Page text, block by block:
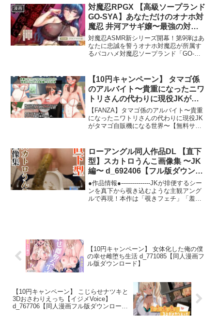
ても男らしくなっており、内心ドキドキ
している。◆海音 ひなの（cv:来夢 ふら
ん） 幼馴染の姉妹の妹。 表情があまり表
に出ず、少し抜けている感じがするが、
父の船大工のお手伝いをしていたりと実
は手先がとても器用。 少し変わったもの
が好きで、たまに廃墟からなにか持って
いる。☆ゲームシステム◆島での過ごし
方 2人の姉妹は、自由気ままに過ごして
います。 2人と島を探索したり、エッチ
なお願いをしてみたり……時には姉妹の
お願いを聞いて仲良くなりましょう。 や
がて2人が慣れてくると、どんな瞬間でも
「してくれる」甘い関係へ──◆釣り 島で
は特定の場所で釣りを行うことができま
人が見に来てくれます。魚をそろえると
良いことがあるかもしれません。☆エッ
チ◆どこでもエッチ 女の子を連れ歩い
て、いつでもどこでもエッチをすること
可能になります。 2人を同時に連れ歩く
と、3Pエッチもすることができます。◆
小ドットエッチ 日常を過ごす女の子に話
とで、3Pエッチが可能になりました！
「どこでもエッチ」、「小ドットエッ
チ」、「大ドットエッチ」、「エッチ
------------------------シナリオ:遊真一希原画:
太平さんせっとCV:みたかりん/来夢ふら
ん
――――――――――――――――――
――――――――――――――――■あら
すじ大会で何度も優勝し、同世代の水泳
競技者でその名を知らないものはいな
い。水泳部のエース、三島カナ。そんな
彼女はある日、練習中に足首を捻挫して
しまった。大事には至らなかったが、念
の為、顧問の先生に勧められた有名な整
がると評判のマッサージを受けるカナだ
ったが、手練手管の整体師の技に身も心
もほぐされてしまい…『それでその…今
日も…タイムが上がるマッサージ？して
ほしいんですけど…』■スタッフ紹介■原
作:リリックボックスイラスト:れーさー
CV:高田あかり動画制作:survive※原作CG
集も好評発売中！
漫画
対魔忍RPGX 【高級ソープランド
GO-SYA】あなただけのオナホ対
魔忍 井河アサギ嬢〜最強の対魔
忍が全身密着＆舐め洗いで徹底ご
奉仕いたします〜 d_655954【フ
ル版ダウンロード】
対魔忍ASMR新シリーズ開幕！第9弾はあ
なたに忠誠を誓うオナホ対魔忍が所属す
るパコハメ対魔忍ソープランド「GO‐
った現代では対魔忍はみーんなあなただ
けの専用オナホ♪あなたに絶対服従のオナ
ホ対魔忍に身も心もご奉仕される夢のよ
うな時間をお楽しみください！かつては
闇の存在・魑魅魍魎と戦いを繰り広げて
いた「対魔忍」。しかし、すっかり平和
になった現在においてその存在意義は失
われ、全国民の中から抽選で選ばれた、
「オナホ対魔忍」へと生まれ変わる。幸
運にも抽選によってご主人様に選ばれた
あなたが連れてこられたのは高級感あふ
れるお屋敷。そこは「GO‐SYA」と呼ば
ランドであり、そこであなたは館長であ
りオナホ対魔忍筆頭の「井河アサギ」に
よる徹底的なご奉仕を受けることとな
って収録された、ちょっといじわるな甘
サドオナニーサポートや、具合が悪くな
ったあなたを密着肉布団で温める看病セ
【10円キャンペーン】 タマゴ係
のアルバイト〜貴重になったニワ
トリさんの代わりに現役JKがタ
マゴ自販機になる世界〜
d_140903【同人漫画フル版ダウ
ンロード】
【FANZA】タマゴ係のアルバイト〜貴重
になったニワトリさんの代わりに現役JK
がタマゴ自販機になる世界〜【無料サン
代わりに現役JKがタマ…
ローアングル同人作品DL 【直下
型】スカトロうんこ画像集 〜JK
編〜 d_692406【フル版ダウンロ
ード】
●作品情報●---------------JKが排便するシー
ンを真下から覗き込むような主観アング
ルで再現！本作は「覗きフェチ」「羞
せん。表紙とサンプルのみモザイク加工
をしています。---------------●作品内容●合
計枚数:250枚画像サイズ:1440×1920※本
作品はAI（StableDiffusion）で生成した
やサンプルなどのモザイクは大きめに加
工しております。※サンプルと本編は若
干異なる場合があります。※実在する人
物は一切登場しません。※AIで生成され
た画像は、まれに実在の人物やキャラク
【10円キャンペーン】 女体化した俺の僕
の幸せ雌堕ち生活 d_771085【同人漫画フ
ル版ダウンロード】
【10円キャンペーン】 こじらせナツキと
3Dおさわりえっち【イジメVoice】
d_767706【同人漫画フル版ダウンロー